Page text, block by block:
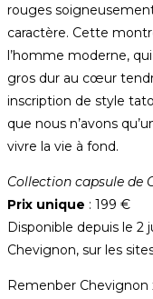
rouges
caractère. Cette
l’homme moderne,
gros dur au cœur
inscription de style
que nous n’avons
vivre la vie à fond.
Collection capsule de
Prix unique : 199 €
Disponible depuis le 2
Chevignon, sur les
Remenber